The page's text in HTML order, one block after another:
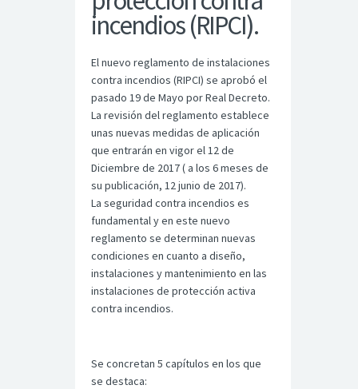
incendios (RIPCI).
El nuevo reglamento de instalaciones
contra incendios (RIPCI) se aprobó el
pasado 19 de Mayo por Real Decreto.
La revisión del reglamento establece
unas nuevas medidas de aplicación
que entrarán en vigor el 12 de
Diciembre de 2017 ( a los 6 meses de
su publicación, 12 junio de 2017).
La seguridad contra incendios es
fundamental y en este nuevo
reglamento se determinan nuevas
condiciones en cuanto a diseño,
instalaciones y mantenimiento en las
instalaciones de protección activa
contra incendios.
Se concretan 5 capítulos en los que
se destaca: